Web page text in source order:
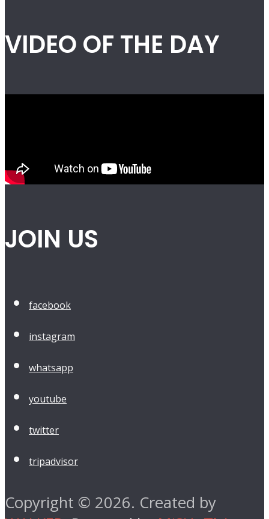
VIDEO OF THE DAY
JOIN US
facebook
instagram
whatsapp
youtube
twitter
tripadvisor
Copyright © 2026. Created by